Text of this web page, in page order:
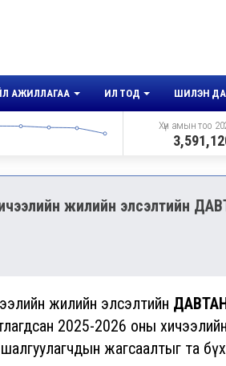
АЖИЛЛАГАА ИЛ ТОД ШИЛЭН
Хүн амын тоо
жилийн элсэлтийн
жилийн элсэлтийн
2025-2026 оны
жагсаалтыг та